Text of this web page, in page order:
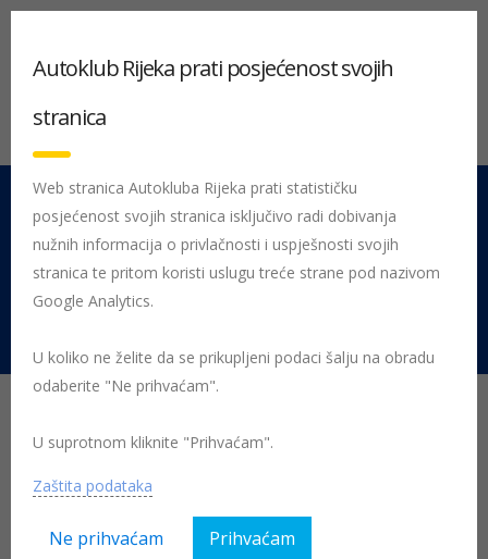
051 212 442 Centrala
Pon - Pet 08:00 - 16:00
Rujevica 9/1, 51000 Rijeka
Besplatna zamjena
zimskih guma u AK Rijeka
Članovi u članskom modelu Start imaju mogućnost
jedne, a članovi u članskim modelima Optimum i Europa
Autoklub Rijeka prati posjećenost svojih
stranica
Web stranica Autokluba Rijeka prati statističku
posjećenost svojih stranica isključivo radi dobivanja
nužnih informacija o privlačnosti i uspješnosti svojih
stranica te pritom koristi uslugu treće strane pod nazivom
Google Analytics.
U koliko ne želite da se prikupljeni podaci šalju na obradu
odaberite "Ne prihvaćam".
U suprotnom kliknite "Prihvaćam".
Zaštita podataka
Ne prihvaćam Prihvaćam